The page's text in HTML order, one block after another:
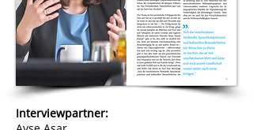
Interviewpartner: